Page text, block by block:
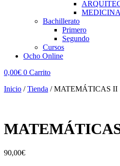
MEDICINA
Bachillerato
Primero
Segundo
Cursos
Ocho Online
0,00€ 0 Carrito
Inicio /Tienda /MATEMÁTICAS II
90,00€